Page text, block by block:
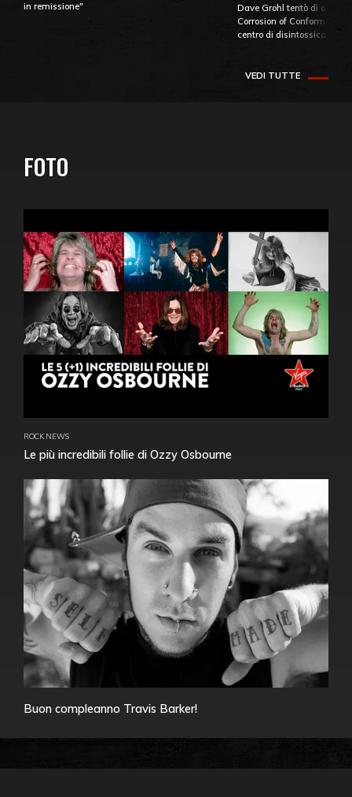
in remissione"
Dave Grohl tentò di
Corrosion of Conformity
centro di
VEDI TUTTE
FOTO
ROCK NEWS
Le più incredibili follie di Ozzy Osbourne
Buon compleanno Travis Barker!